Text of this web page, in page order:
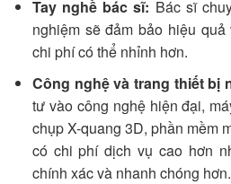
Tay nghề bác sĩ: Bác sĩ
nghiệm sẽ đảm bảo hiệu
chi phí có thể nhỉnh hơn.
Công nghệ và trang thiết bị
tư vào công nghệ hiện đại,
chụp X-quang 3D, phần mềm
có chi phí dịch vụ cao hơn
chính xác và nhanh chóng hơn.